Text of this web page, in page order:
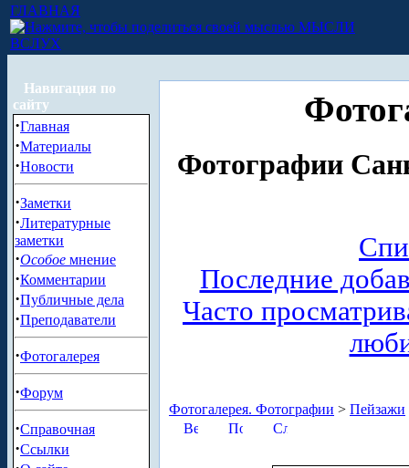
ГЛАВНАЯ
МЫСЛИ
ВСЛУХ
Навигация по
сайту
·Главная
·Материалы
·Новости
·Заметки
·Литературные
заметки
·Особое мнение
·Комментарии
·Публичные дела
·Преподаватели
·Фотогалерея
·Форум
·Справочная
·Ссылки
Фотографии
Последние
Часто
Фотогалерея. Фотографии > Пейзажи